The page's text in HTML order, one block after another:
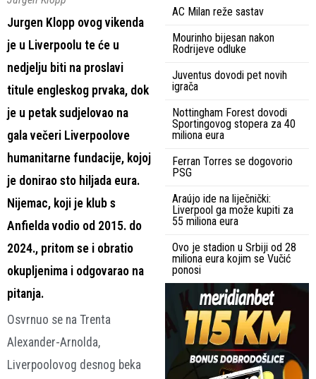
Jurgen Klopp ovog vikenda
je u Liverpoolu te će u
nedjelju biti na proslavi
titule engleskog prvaka, dok
je u petak sudjelovao na
gala večeri Liverpoolove
humanitarne fundacije, kojoj
je donirao sto hiljada eura.
Nijemac, koji je klub s
Anfielda vodio od 2015. do
2024., pritom se i obratio
okupljenima i odgovarao na
pitanja.
Osvrnuo se na Trenta
Alexander-Arnolda,
Liverpoolovog desnog beka
AC Milan reže sastav
Mourinho bijesan nakon
Rodrijeve odluke
Juventus dovodi pet novih
igrača
Nottingham Forest dovodi
Sportingovog stopera za 40
miliona eura
Ferran Torres se dogovorio
PSG
Araújo ide na liječnički:
Liverpool ga može kupiti za
55 miliona eura
Ovo je stadion u Srbiji od 28
miliona eura kojim se Vučić
ponosi